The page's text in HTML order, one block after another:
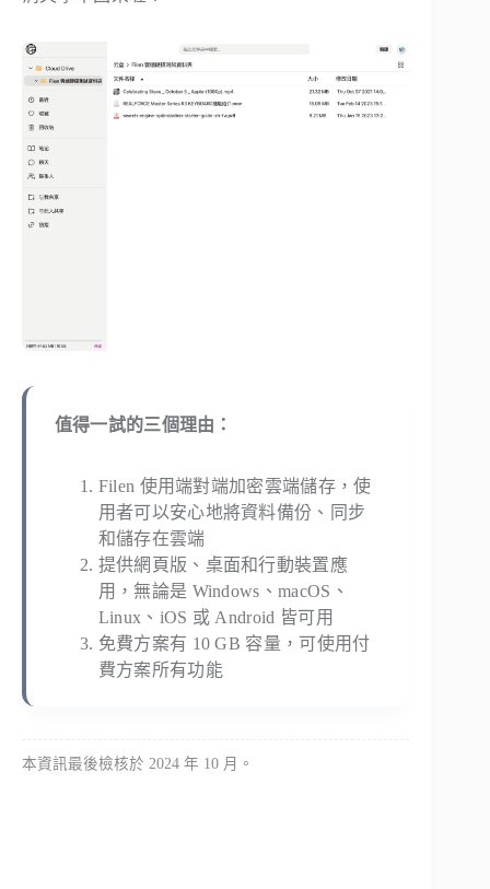
值得一試的三個理由：
Filen 使用端對端加密雲端儲存，使
用者可以安心地將資料備份、同步
和儲存在雲端
提供網頁版、桌面和行動裝置應
用，無論是 Windows、macOS、
Linux、iOS 或 Android 皆可用
免費方案有 10 GB 容量，可使用付
費方案所有功能
本資訊最後檢核於 2024 年 10 月。